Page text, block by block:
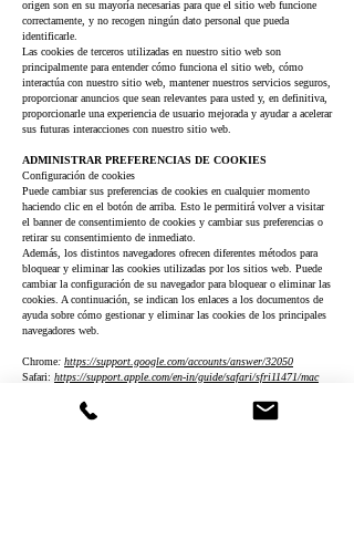
origen son en su mayoría necesarias para que el sitio web funcione
correctamente, y no recogen ningún dato personal que pueda
identificarle.
Las cookies de terceros utilizadas en nuestro sitio web son
principalmente para entender cómo funciona el sitio web, cómo
interactúa con nuestro sitio web, mantener nuestros servicios seguros,
proporcionar anuncios que sean relevantes para usted y, en definitiva,
proporcionarle una experiencia de usuario mejorada y ayudar a acelerar
sus futuras interacciones con nuestro sitio web.
ADMINISTRAR PREFERENCIAS DE COOKIES
Configuración de cookies
Puede cambiar sus preferencias de cookies en cualquier momento
haciendo clic en el botón de arriba. Esto le permitirá volver a visitar
el banner de consentimiento de cookies y cambiar sus preferencias o
retirar su consentimiento de inmediato.
Además, los distintos navegadores ofrecen diferentes métodos para
bloquear y eliminar las cookies utilizadas por los sitios web. Puede
cambiar la configuración de su navegador para bloquear o eliminar las
cookies. A continuación, se indican los enlaces a los documentos de
ayuda sobre cómo gestionar y eliminar las cookies de los principales
navegadores web.
Chrome: https://support.google.com/accounts/answer/32050
Safari: https://support.apple.com/en-in/guide/safari/sfri11471/mac
data-firefox?redirectslug=delete-cookies-remove-info-websites-
stored&redirectlocale=en-US